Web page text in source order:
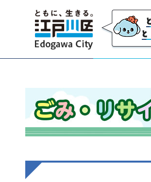
江戸川区
ごみ・リサイクル 限りのある